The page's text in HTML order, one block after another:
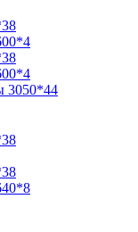
3050*44